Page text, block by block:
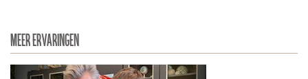
MEER ERVARINGEN